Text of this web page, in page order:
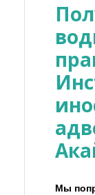
Мы